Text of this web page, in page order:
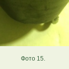
Фото 15.